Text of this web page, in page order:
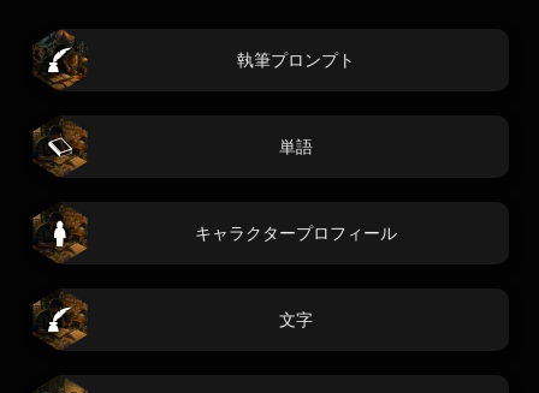
執筆プロンプト
単語
キャラクタープロフィール
文字